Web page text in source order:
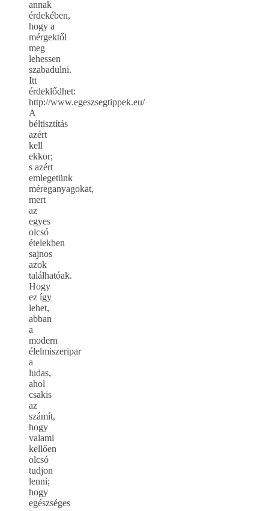
annak
érdekében,
hogy a
mérgektől
meg
lehessen
szabadulni.
Itt
érdeklődhet:
http://www.egeszsegtippek.eu/
A
béltisztítás
azért
kell
ekkor;
s azért
emlegetünk
méreganyagokat,
mert
az
egyes
olcsó
ételekben
sajnos
azok
találhatóak.
Hogy
ez így
lehet,
abban
a
modern
élelmiszeripar
a
ludas,
ahol
csakis
az
számít,
hogy
valami
kellően
olcsó
tudjon
lenni;
hogy
egészséges